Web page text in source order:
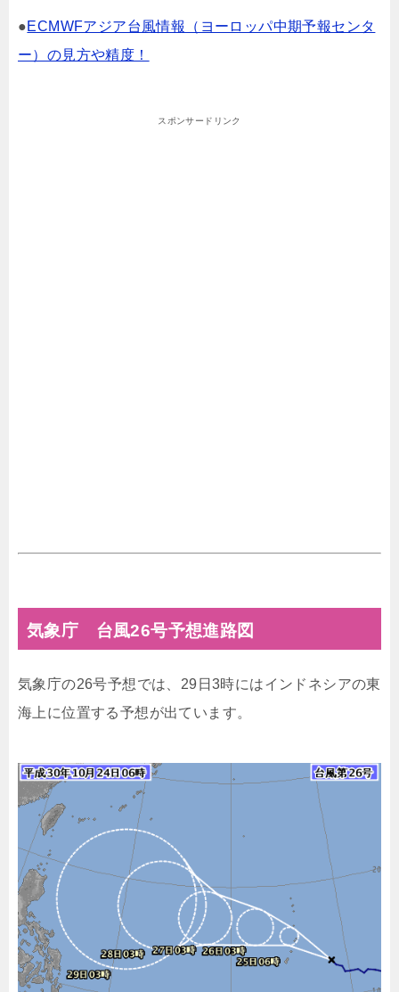
●ECMWFアジア台風情報（ヨーロッパ中期予報センタ
ー）の見方や精度！
スポンサードリンク
気象庁 台風26号予想進路図
気象庁の26号予想では、29日3時にはインドネシアの東
海上に位置する予想が出ています。